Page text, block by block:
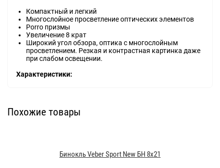
Компактный и легкий
Многослойное просветление оптических элементов
Porro призмы
Увеличение 8 крат
Широкий угол обзора, оптика с многослойным
просветлением. Резкая и контрастная картинка даже
при слабом освещении.
Характеристики:
Похожие товары
Бинокль Veber Sport New БН 8x21